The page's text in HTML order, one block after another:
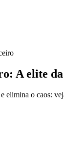
A elite da
o caos: